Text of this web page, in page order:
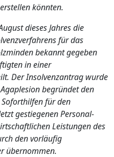
könnten.
dieses Jahres die
für das
bekannt gegeben
in einer
Der Insolvenzantrag wurde
begründet den
für den
gestiegenen Personal-
Leistungen des
den vorläufig
übernommen.